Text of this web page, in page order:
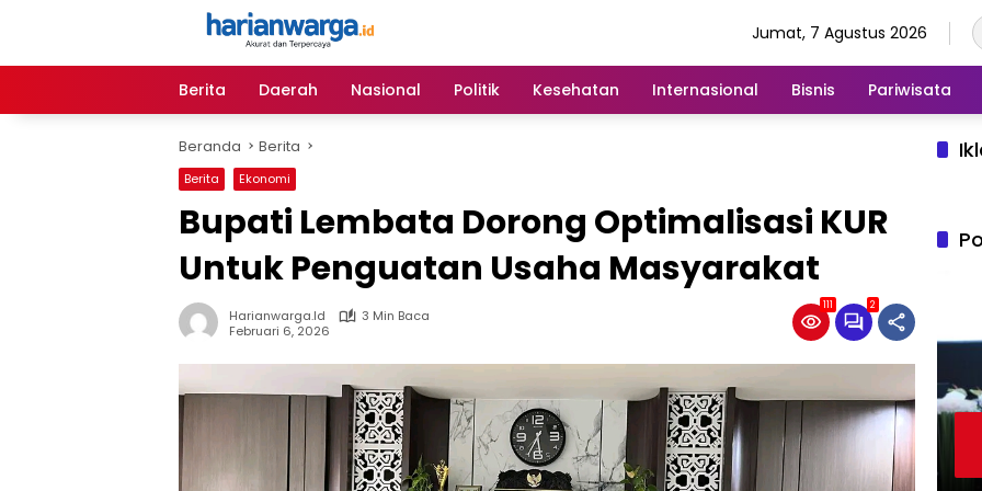
Jumat, 7 Agustus 2026
Berita Daerah Nasional Politik Kesehatan Internasional Bisnis Pariwisata
Beranda Berita
Berita Ekonomi
Bupati Lembata Dorong Optimalisasi KUR
Untuk Penguatan Usaha Masyarakat
Harianwarga.id
3 Min Baca
Februari 6, 2026
111 2